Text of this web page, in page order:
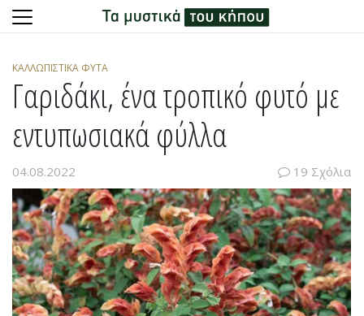
content
ΚΑΛΛΩΠΙΣΤΙΚΆ ΦΥΤΆ
Γαριδάκι, ένα τροπικό φυτό με
εντυπωσιακά φύλλα
04.08.2022 19 Σχόλια